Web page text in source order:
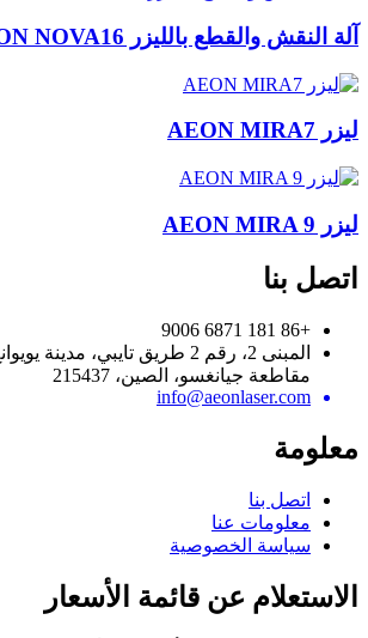
آلة النقش والقطع بالليزر AEON NOVA16
ليزر AEON MIRA7
ليزر AEON MIRA 9
اتصل بنا
+86 181 6871 9006
المبنى 2، رقم 2 طريق تايبي، مدينة
مقاطعة جيانغسو، الصين، 215437
info@aeonlaser.com
معلومة
اتصل بنا
معلومات عنا
سياسة الخصوصية
الاستعلام عن قائمة الأسعار